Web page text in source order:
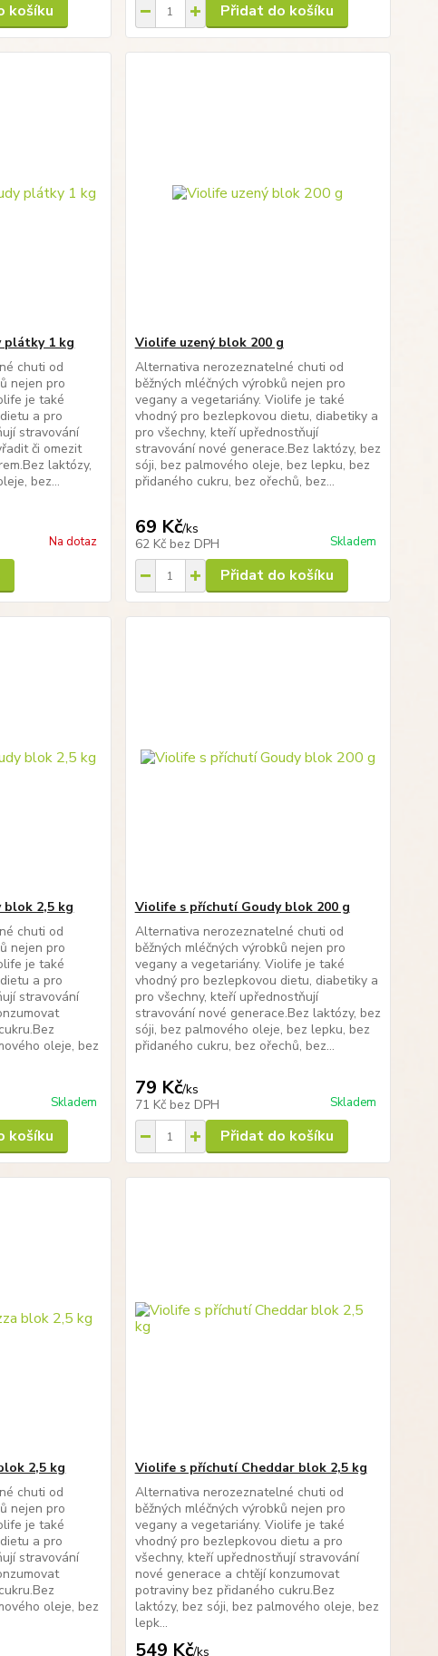
košíku Přidat do košíku
plátky 1 kg
chuti od
nejen pro
je také
a pro
stravování
či omezit
laktózy,
bez...
Na dotaz
Violife uzený blok 200 g
Alternativa nerozeznatelné chuti od
běžných mléčných výrobků nejen pro
vegany a vegetariány. Violife je také
vhodný pro bezlepkovou dietu, diabetiky a
pro všechny, kteří upřednostňují
stravování nové generace.Bez laktózy, bez
sóji, bez palmového oleje, bez lepku, bez
přidaného cukru, bez ořechů, bez...
69 Kč/ks
62 Kč bez DPH Skladem
Přidat do košíku
2,5 kg
chuti od
nejen pro
je také
a pro
stravování
oleje, bez
Skladem
košíku
Violife s příchutí Goudy blok 200 g
Alternativa nerozeznatelné chuti od
běžných mléčných výrobků nejen pro
vegany a vegetariány. Violife je také
vhodný pro bezlepkovou dietu, diabetiky a
pro všechny, kteří upřednostňují
stravování nové generace.Bez laktózy, bez
sóji, bez palmového oleje, bez lepku, bez
přidaného cukru, bez ořechů, bez...
79 Kč/ks
71 Kč bez DPH Skladem
Přidat do košíku
2,5 kg
chuti od
nejen pro
je také
a pro
stravování
oleje, bez
Violife s příchutí Cheddar blok 2,5 kg
Alternativa nerozeznatelné chuti od
běžných mléčných výrobků nejen pro
vegany a vegetariány. Violife je také
vhodný pro bezlepkovou dietu a pro
všechny, kteří upřednostňují stravování
nové generace a chtějí konzumovat
potraviny bez přidaného cukru.Bez
laktózy, bez sóji, bez palmového oleje, bez
lepk...
549 Kč/ks